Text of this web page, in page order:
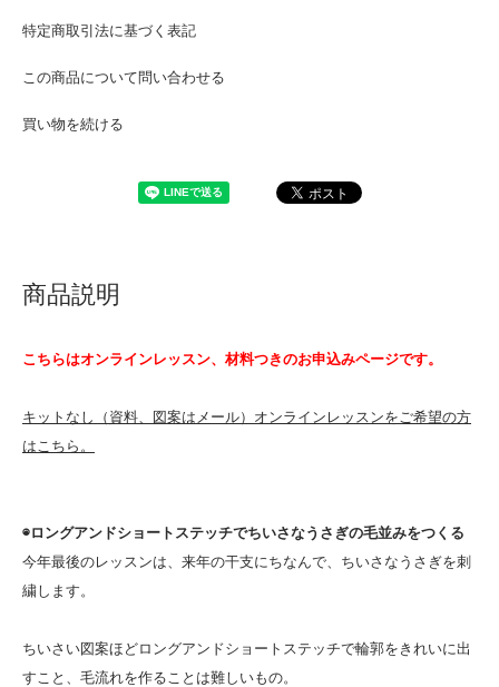
特定商取引法に基づく表記
この商品について問い合わせる
買い物を続ける
商品説明
こちらはオンラインレッスン、材料つきのお申込みページです。
キットなし（資料、図案はメール）オンラインレッスンをご希望の方
はこちら。
◉ロングアンドショートステッチでちいさなうさぎの毛並みをつくる
今年最後のレッスンは、来年の干支にちなんで、ちいさなうさぎを刺
繍します。
ちいさい図案ほどロングアンドショートステッチで輪郭をきれいに出
すこと、毛流れを作ることは難しいもの。